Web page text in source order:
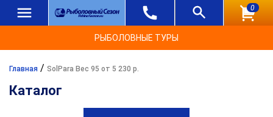
0
РЫБОЛОВНЫЕ ТУРЫ
Главная / SolPara Вес 95 от 5 230 р.
Каталог